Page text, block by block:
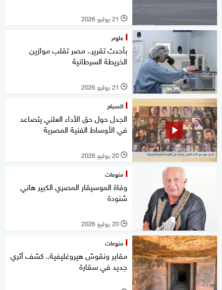
l 21 يوليو 2026
علوم
بأحدث تقرير.. مصر تقلب موازين
الخريطة السرطانية
l 21 يوليو 2026
الصباح
الجدل حول حق الأداء العلني يتصاعد
في الأوساط الفنية المصرية
l 20 يوليو 2026
منوعات
وفاة الموسيقار المصري الكبير هاني
شنودة
l 20 يوليو 2026
منوعات
مقابر ونقوش هيروغليفية.. كشف أثري
جديد في سقارة